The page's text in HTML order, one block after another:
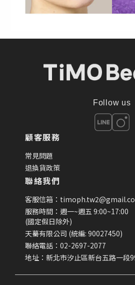
Follow us
顧客服務
常見問題
退換貨政策
聯絡我們
客服信箱：
服務時間：週一~週五 9:00~17:00
(國定假日除外)
天驀有限公司 (統編: 90027450)
聯絡電話：02-2697-2077
地址：新北市汐止區新台五路一段